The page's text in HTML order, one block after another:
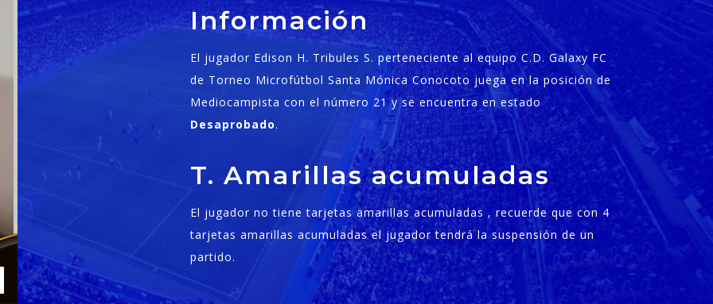
Información
El jugador Edison H. Tribules S. perteneciente al equipo C.D. Galaxy FC
de Torneo Microfútbol Santa Mónica Conocoto juega en la posición de
Mediocampista con el número 21 y se encuentra en estado
Desaprobado.
T. Amarillas acumuladas
El jugador no tiene tarjetas amarillas acumuladas , recuerde que con 4
tarjetas amarillas acumuladas el jugador tendrá la suspensión de un
partido.